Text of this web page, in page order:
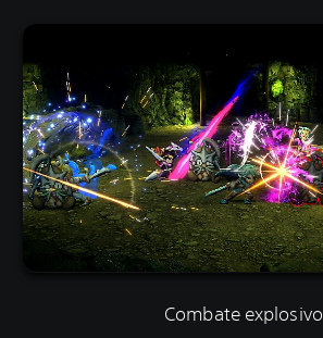
Combate explosivo